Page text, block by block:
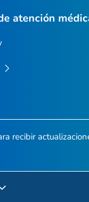
atención
recibir